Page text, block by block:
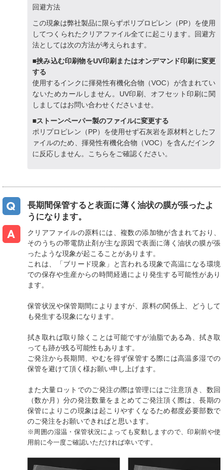
回避方法
この現象は弊社製品に限らずポリプロピレン（PP）を使用
してつくられたクリアファイル全てに起こります。回避方
法としては次の方法が考えられます。
■挟み込む印刷物をUV印刷またはオンデマンド印刷に変更
する
使用するインクに揮発性有機化合物（VOC）が含まれてい
ないためカールしません。UV印刷、オフセット印刷に関
しましてはお問い合わせくださいませ。
■ストーンペーパー製のファイルに変更する
ポリプロピレン（PP）を使用せず石灰岩を原材料としたフ
ァイルのため、揮発性有機化合物（VOC）を含んだインク
に反応しません。こちらをご確認ください。
長期間保管すると表面に薄く油状の膜が張ったよ
うになります。
クリアファイルの原料には、複数の添加物が含まれており、
そのうちの帯電防止剤が主な原因で表面に薄く油状の膜が張
ったような現象が起こることがあります。
これは、「ブリード現象」と言われる現象で高温になる環境
での保存や生産からの時間経過により発生する可能性があり
ます。
保管状況や保管期間によりますが、原料の関係上、どうして
も発生する現象になります。
拭き取れば取り除くことは可能ですが油脂である為、拭き取
っても跡が残る可能性もあります。
ご発注から長期間、やむを得ず保管する際には高温多湿での
保管を避けて頂く様お願い申し上げます。
また大量ロットでのご発注の際は管理にはご注意頂き、数回
（数か月）分の発注数量をまとめてご発注頂く際は、長期の
保管によりこの現象は起こりやすくなるため都度必要部数で
のご発注をお願いできればと思います。
※周囲の湿温・保管状況によっても変動しますので、印刷前や使
用前に今一度ご確認いただければ幸いです。